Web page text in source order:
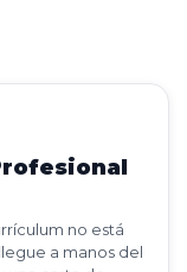
no está
a manos del